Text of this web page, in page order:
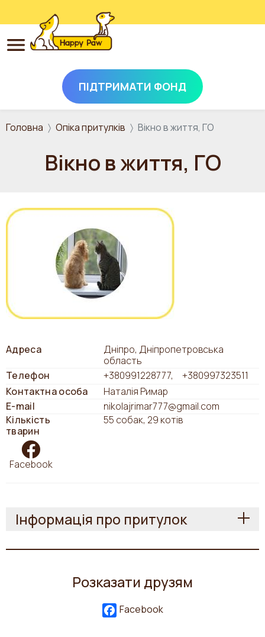
Перейти до основного вмісту
ПІДТРИМАТИ ФОНД
Головна Опіка притулків Вікно в життя, ГО
Вікно в життя, ГО
Адреса
Дніпро, Дніпропетровська
область
Телефон
+380991228777
+380997323511
Контактна особа
Наталія Римар
E-mail
nikolajrimar777@gmail.com
Кількість
тварин
55 собак, 29 котів
Facebook
Інформація про притулок
Розказати друзям
Facebook